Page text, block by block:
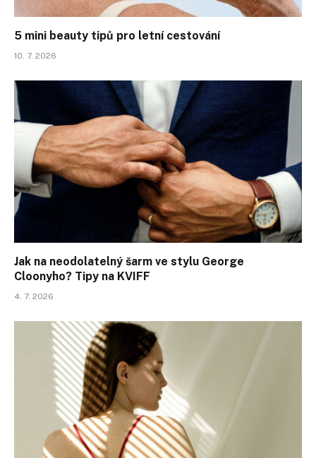
5 mini beauty tipů pro letní cestování
10. 7. 2026
Jak na neodolatelný šarm ve stylu George
Cloonyho? Tipy na KVIFF
4. 7. 2026